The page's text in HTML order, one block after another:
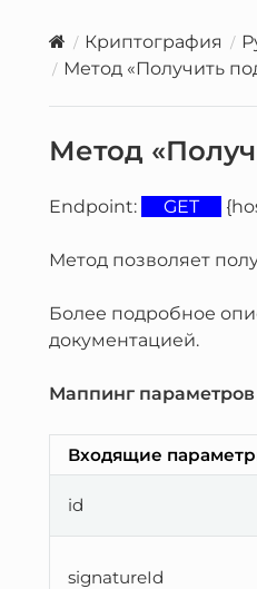
Криптография
Метод «Получить
Метод
Endpoint: GET
Метод позволяет
Более подробное
документацией.
Маппинг параметров
Входящие
id
signatureId